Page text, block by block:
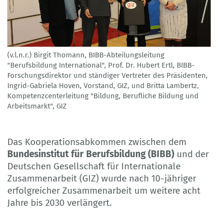
(v.l.n.r.) Birgit Thomann, BIBB-Abteilungsleitung
"Berufsbildung International", Prof. Dr. Hubert Ertl, BIBB-
Forschungsdirektor und ständiger Vertreter des Präsidenten,
Ingrid-Gabriela Hoven, Vorstand, GIZ, und Britta Lambertz,
Kompetenzcenterleitung "Bildung, Berufliche Bildung und
Arbeitsmarkt", GIZ
Das Kooperationsabkommen zwischen dem
Bundesinstitut für Berufsbildung (BIBB) und der
Deutschen Gesellschaft für Internationale
Zusammenarbeit (GIZ) wurde nach 10-jähriger
erfolgreicher Zusammenarbeit um weitere acht
Jahre bis 2030 verlängert.